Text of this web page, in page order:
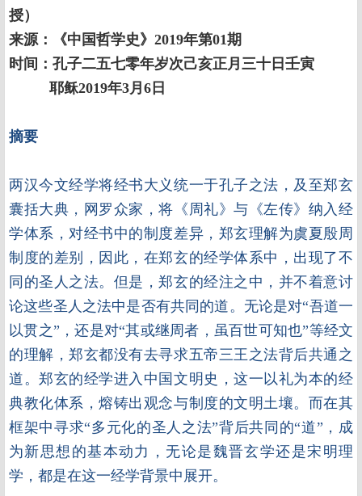
授）
来源：《中国哲学史》2019年第01期
时间：孔子二五七零年岁次己亥正月三十日壬寅
耶稣2019年3月6日
摘要
两汉今文经学将经书大义统一于孔子之法，及至郑玄
囊括大典，网罗众家，将《周礼》与《左传》纳入经
学体系，对经书中的制度差异，郑玄理解为虞夏殷周
制度的差别，因此，在郑玄的经学体系中，出现了不
同的圣人之法。但是，郑玄的经注之中，并不着意讨
论这些圣人之法中是否有共同的道。无论是对“吾道一
以贯之”，还是对“其或继周者，虽百世可知也”等经文
的理解，郑玄都没有去寻求五帝三王之法背后共通之
道。郑玄的经学进入中国文明史，这一以礼为本的经
典教化体系，熔铸出观念与制度的文明土壤。而在其
框架中寻求“多元化的圣人之法”背后共同的“道”，成
为新思想的基本动力，无论是魏晋玄学还是宋明理
学，都是在这一经学背景中展开。